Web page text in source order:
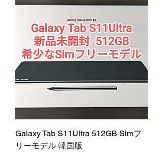
Galaxy Tab S11Ultra 512GB Simフ
リーモデル 韓国版